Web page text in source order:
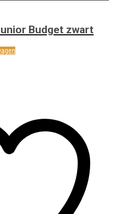
Budget zwart